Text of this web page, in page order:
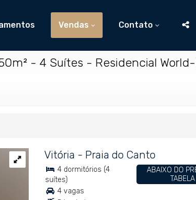
Vendas Contato
- 4 Suítes - Residencial
Vitória - Praia do Canto
ABAIXO DO
TABELA
4 dormitórios (4
suítes)
4 vagas